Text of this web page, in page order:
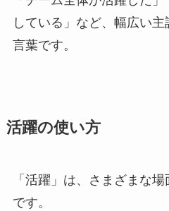
している」など、幅広い
言葉です。
活躍の使い方
「活躍」は、さまざまな
です。